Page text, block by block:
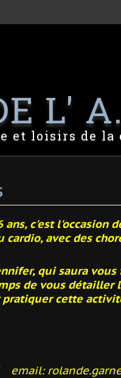
L'
et loisirs de la
c'est l'occasion
avec des
qui saura vous
de vous détailler
pratiquer cette
email: